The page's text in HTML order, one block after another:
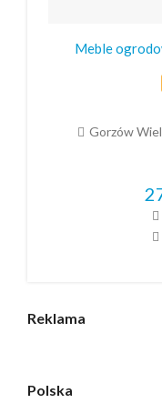
Meble
Gorzów
Reklama
Polska